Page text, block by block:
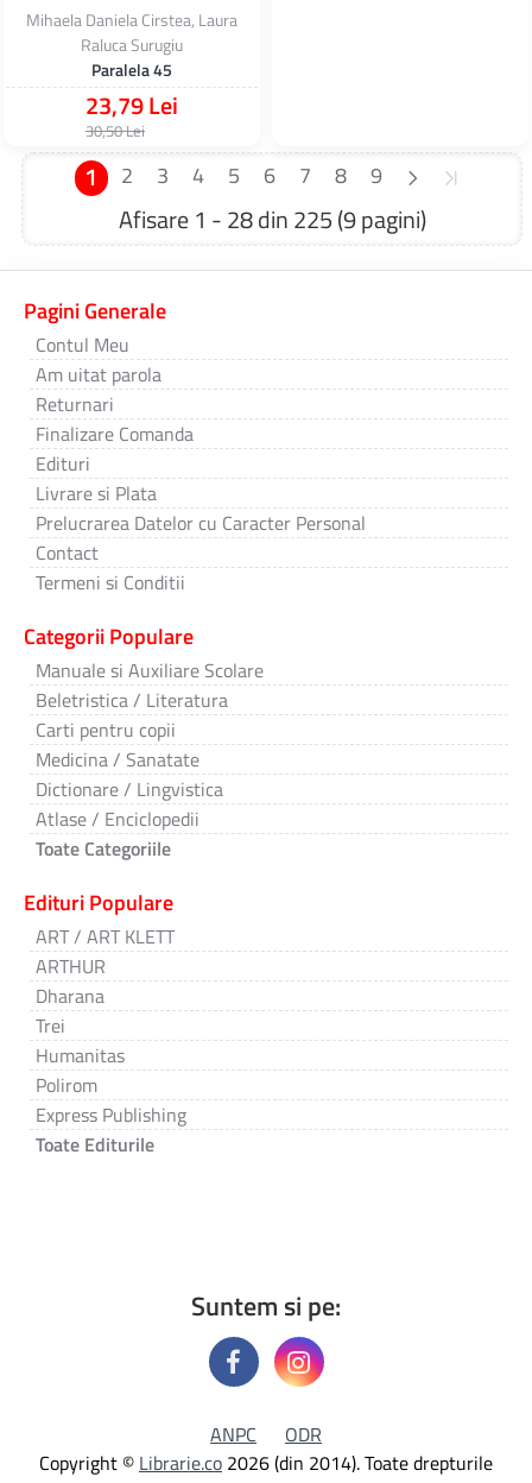
Mihaela Daniela Cirstea, Laura
Raluca Surugiu
Paralela 45
23,79 Lei
30,50 Lei
1 2 3 4 5 6 7 8 9
Afisare 1 - 28 din 225 (9 pagini)
Pagini Generale
Contul Meu
Am uitat parola
Returnari
Finalizare Comanda
Edituri
Livrare si Plata
Prelucrarea Datelor cu Caracter Personal
Contact
Termeni si Conditii
Categorii Populare
Manuale si Auxiliare Scolare
Beletristica / Literatura
Carti pentru copii
Medicina / Sanatate
Dictionare / Lingvistica
Atlase / Enciclopedii
Toate Categoriile
Edituri Populare
ART / ART KLETT
ARTHUR
Dharana
Trei
Humanitas
Polirom
Express Publishing
Toate Editurile
Suntem si pe:
ANPC
ODR
Copyright © Librarie.co 2026 (din 2014). Toate drepturile